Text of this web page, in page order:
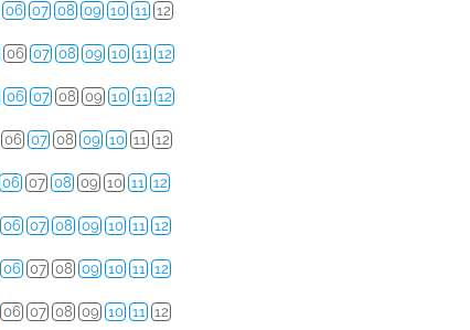
06 07 08 09 10 11 12
06 07 08 09 10 11 12
06 07 08 09 10 11 12
06 07 08 09 10 11 12
06 07 08 09 10 11 12
06 07 08 09 10 11 12
06 07 08 09 10 11 12
06 07 08 09 10 11 12